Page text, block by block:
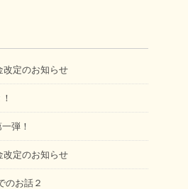
改定のお知らせ
弾！
改定のお知らせ
のお話２